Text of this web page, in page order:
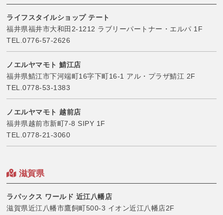
ライフスタイルショップ テート
福井県福井市大和田2-1212 ラブリーパートナー・エルパ 1F
TEL.0776-57-2626
ノエルヤマモト 鯖江店
福井県鯖江市下河端町16字下町16-1 アル・プラザ鯖江 2F
TEL.0778-53-1383
ノエルヤマモト 越前店
福井県越前市新町7-8 SIPY 1F
TEL.0778-21-3060
滋賀県
ラパックス ワールド 近江八幡店
滋賀県近江八幡市鷹飼町500-3 イオン近江八幡店2F